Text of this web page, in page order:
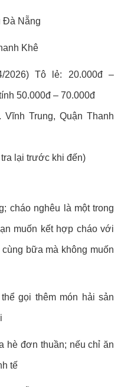
Khê
2026) Tô lẻ: 20.000đ –
50.000đ – 70.000đ
Trung, Quận Thanh
lại trước khi đến)
cháo nghêu là một trong
muốn kết hợp cháo với
bữa mà không muốn
gọi thêm món hải sản
hè đơn thuần; nếu chỉ ăn
tế